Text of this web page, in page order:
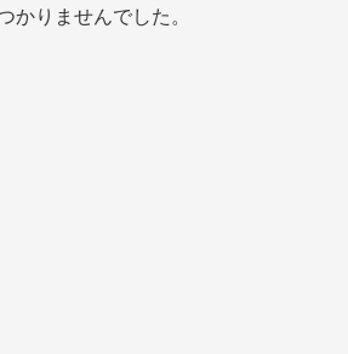
かりませんでした。